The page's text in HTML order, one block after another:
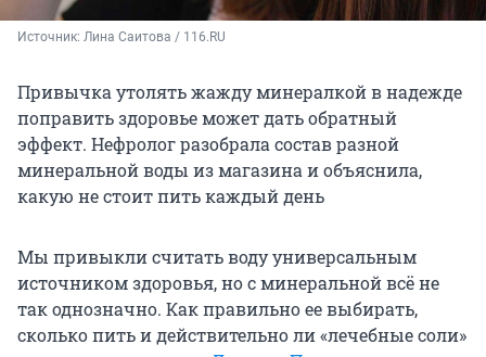
Источник: Лина Саитова / 116.RU
Привычка утолять жажду минералкой в надежде
поправить здоровье может дать обратный
эффект. Нефролог разобрала состав разной
минеральной воды из магазина и объяснила,
какую не стоит пить каждый день
Мы привыкли считать воду универсальным
источником здоровья, но с минеральной всё не
так однозначно. Как правильно ее выбирать,
сколько пить и действительно ли «лечебные соли»